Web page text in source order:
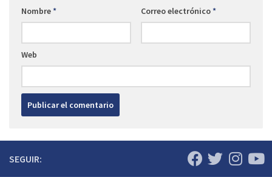
Nombre* Correo electrónico*
Web
SEGUIR: